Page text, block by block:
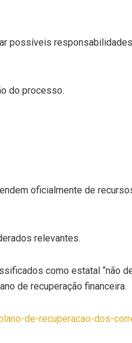
possíveis
do processo.
oficialmente de
relevantes.
como estatal “não
de recuperação financeira.
de-recuperacao-dos-